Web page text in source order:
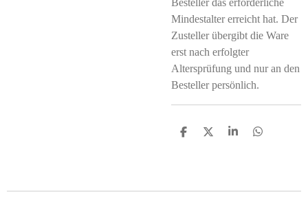
Besteller das erforderliche
Mindestalter erreicht hat. Der
Zusteller übergibt die Ware
erst nach erfolgter
Altersprüfung und nur an den
Besteller persönlich.
T
n
T
n
T
n
T
n